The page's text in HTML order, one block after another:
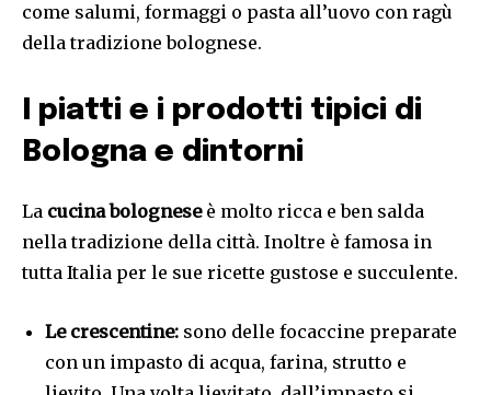
come salumi, formaggi o pasta all’uovo con ragù
della tradizione bolognese.
I piatti e i prodotti tipici di
Bologna e dintorni
La cucina bologneseè molto ricca e ben salda
nella tradizione della città. Inoltre è famosa in
tutta Italia per le sue ricette gustose e succulente.
Le crescentine: sono delle focaccine preparate
con un impasto di acqua, farina, strutto e